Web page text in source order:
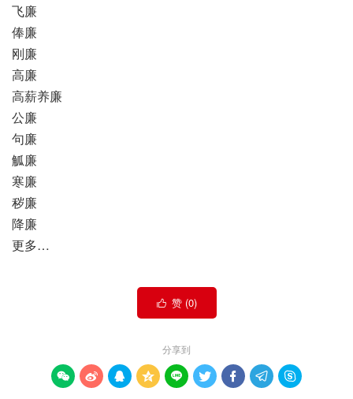
飞廉
俸廉
刚廉
高廉
高薪养廉
公廉
句廉
觚廉
寒廉
秽廉
降廉
更多…
 赞 (0)
分享到
        